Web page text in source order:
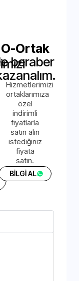
O-Ortak
beraber
Hizmetlerimizi
ortaklarımıza
özel
indirimli
fiyatlarla
satın alın
istediğiniz
fiyata
satın.
BİLGİ AL